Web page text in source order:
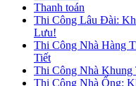
Thanh toán
Thi Công Lâu Đài:
Lưu!
Thi Công Nhà Hàng
Tiết
Thi Công Nhà
Thi Công Nhà Ống: